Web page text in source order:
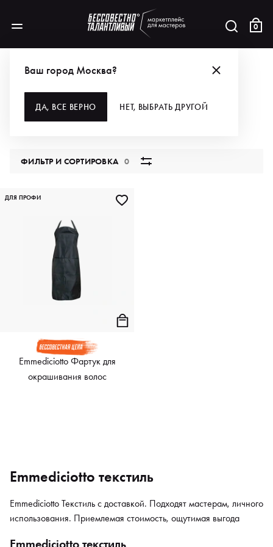
0
Ваш город Москва?
ДА, ВСЕ ВЕРНО НЕТ, ВЫБРАТЬ ДРУГОЙ
ТЕКСТИЛЬ
ФИЛЬТР И СОРТИРОВКА0
Emmediciotto Фартук для
окрашивания волос
ДЛЯ ПРОФИ
Emmediciotto текстиль
Emmediciotto Текстиль с доставкой. Подходят мастерам, личного
использования. Приемлемая стоимость, ощутимая выгода